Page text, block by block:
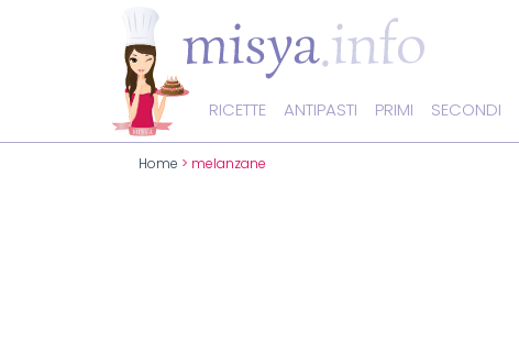
RICETTE ANTIPASTI PRIMI SECONDI
Home > melanzane